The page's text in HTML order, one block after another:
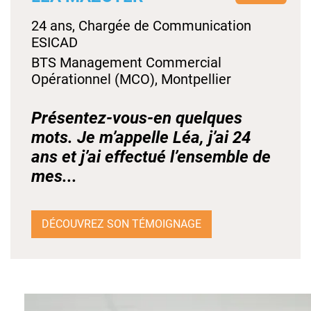
24 ans, Chargée de Communication
ESICAD
BTS Management Commercial
Opérationnel (MCO), Montpellier
Présentez-vous-en quelques
mots. Je m’appelle Léa, j’ai 24
ans et j’ai effectué l’ensemble de
mes...
DÉCOUVREZ SON TÉMOIGNAGE